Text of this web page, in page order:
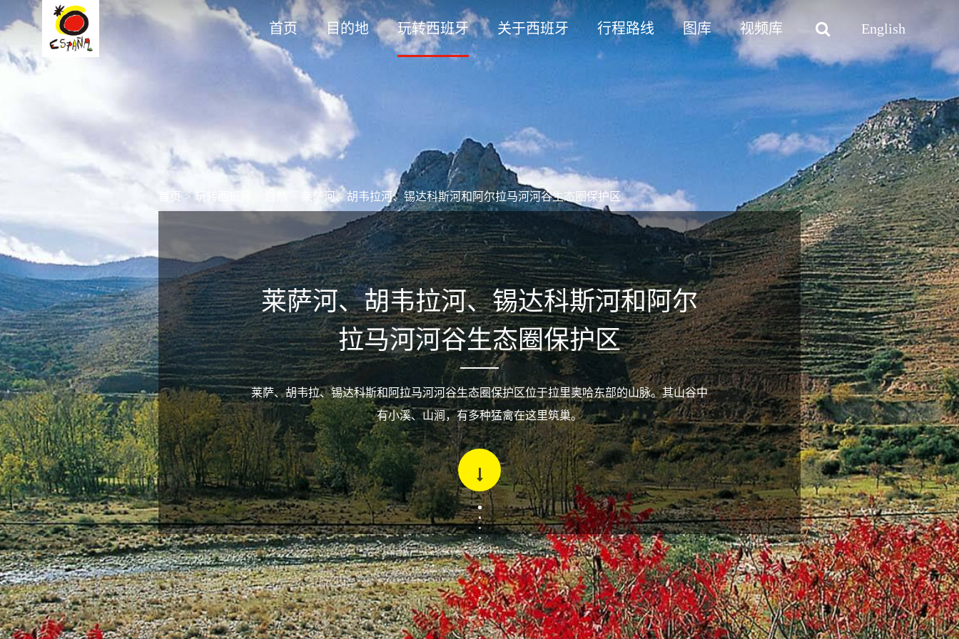
首页 目的地 玩转西班牙 关于西班牙 行程路线 图库 视频库 English
首页 > 玩转西班牙 莱萨河、胡韦拉河、锡达科斯河和阿尔拉马河河谷生态圈保护区
莱萨河、胡韦拉河、锡达科斯河和阿尔
拉马河河谷生态圈保护区
莱萨、胡韦拉、锡达科斯和阿拉马河河谷生态圈保护区位于拉里奥哈东部的山脉。其山谷中
有小溪、山涧，有多种猛禽在这里筑巢。